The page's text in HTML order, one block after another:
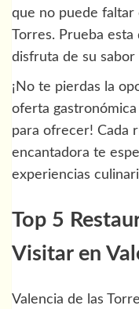
que no puede faltar
Torres. Prueba
disfruta de su sabor
¡No te pierdas la
oferta
para ofrecer! Cada
encantadora te
experiencias
Top 5
Visitar en
Valencia de las